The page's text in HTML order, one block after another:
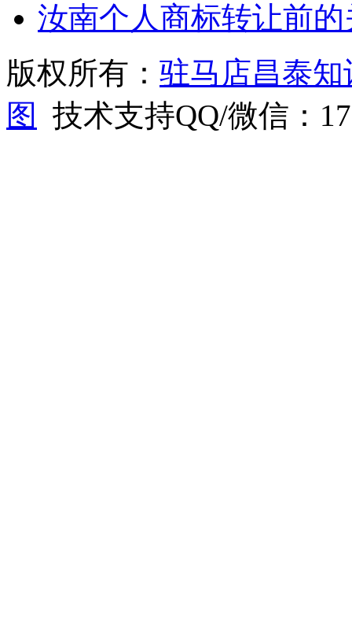
汝南个人商标转让前
版权所有： 驻马店昌泰
图
技术支持QQ/微信：